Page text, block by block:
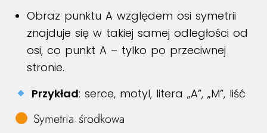
Obraz punktu A względem osi symetrii
znajduje się w takiej samej odległości od
osi, co punkt A – tylko po przeciwnej
stronie.
Przykład: serce, motyl, litera „A”, „M”, liść
Symetria środkowa